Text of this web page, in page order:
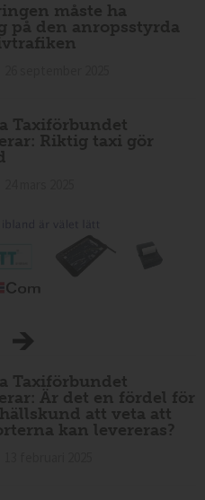
måste ha
på den anropsstyrda
Taxiförbundet
Riktig taxi gör
Taxiförbundet
Är det en fördel för
att veta att
kan levereras?